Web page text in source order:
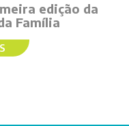
edição da
Família